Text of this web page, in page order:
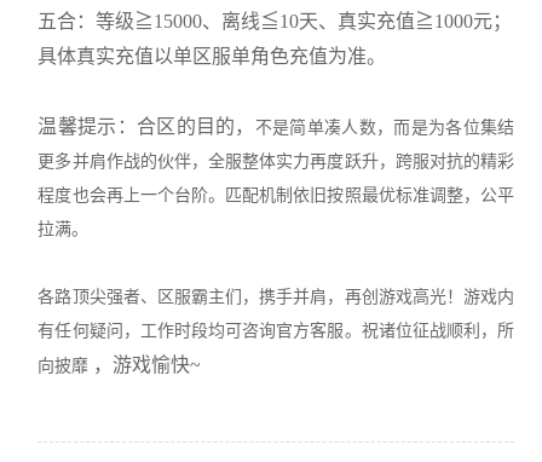
五合：等级≧15000、离线≦10天、真实充值≧1000元；
具体真实充值以单区服单角色充值为准。
温馨提示：合区的目的，
不是简单凑人数，而是为各位集结
更多并肩作战的伙伴，全服整体实力再度跃升，跨服对抗的精彩
程度也会再上一个台阶。匹配机制依旧按照最优标准调整，公平
拉满。
各路顶尖强者、区服霸主们，携手并肩，再创游戏高光！游戏内
有任何疑问，工作时段均可咨询官方客服。祝诸位征战顺利，所
向披靡 ，游戏愉快~